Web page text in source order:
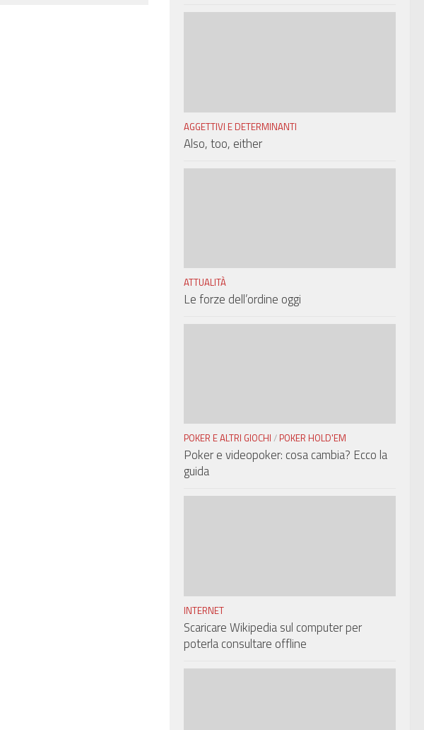
AGGETTIVI E DETERMINANTI
Also, too, either
ATTUALITÀ
Le forze dell’ordine oggi
POKER E ALTRI GIOCHI / POKER HOLD'EM
Poker e videopoker: cosa cambia? Ecco la
guida
INTERNET
Scaricare Wikipedia sul computer per
poterla consultare offline